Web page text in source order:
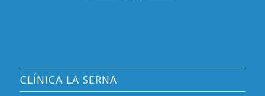
CLÍNICA LA SERNA